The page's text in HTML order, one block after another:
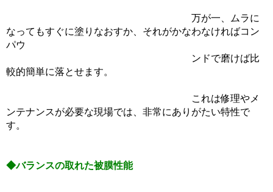
万が一、ムラに
なってもすぐに塗りなおすか、それがかなわなければコン
パウ
ンドで磨けば比
較的簡単に落とせます。
これは修理やメ
ンテナンスが必要な現場では、非常にありがたい特性で
す。
◆バランスの取れた被膜性能